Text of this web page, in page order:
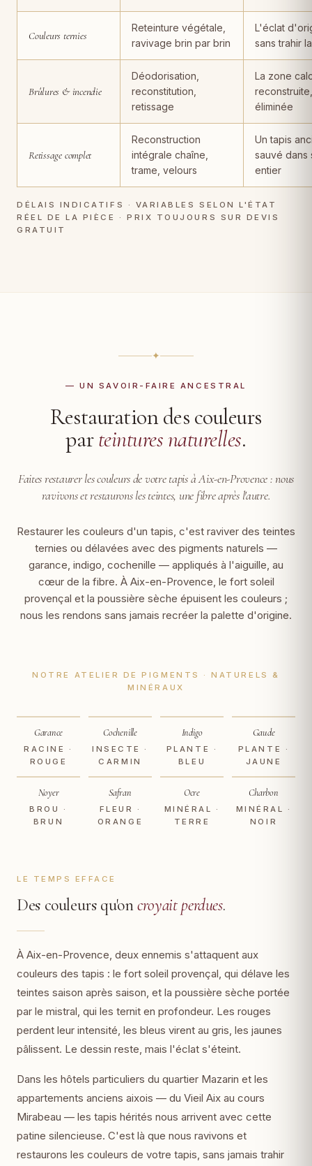
Couleurs ternies
Reteinture végétale,
ravivage brin par brin
L'éclat
sans trahir
Brûlures & incendie
Déodorisation,
reconstitution,
retissage
La zone
éliminée
Retissage complet
Reconstruction
intégrale chaîne,
trame, velours
Un tapis
sauvé dans
entier
DÉLAIS INDICATIFS · VARIABLES SELON L'ÉTAT
RÉEL DE LA PIÈCE · PRIX TOUJOURS SUR DEVIS
GRATUIT
✦
— UN SAVOIR-FAIRE ANCESTRAL
Restauration des couleurs
parteintures naturelles.
Faites restaurer les couleurs de votre tapis à Aix-en-Provence :nous
ravivons et restaurons les teintes, une fibre après l'autre.
Restaurer les couleurs d'un tapis, c'est raviver des teintes
ternies ou délavées avec des pigments naturels —
garance, indigo, cochenille — appliqués à l'aiguille, au
cœur de la fibre. À Aix-en-Provence, le fort soleil
provençal et la poussière sèche épuisent les couleurs ;
nous les rendons sans jamais recréer la palette d'origine.
NOTRE ATELIER DE PIGMENTS · NATURELS &
MINÉRAUX
Garance
RACINE ·
ROUGE
Cochenille
INSECTE ·
CARMIN
Indigo
PLANTE ·
BLEU
Gaude
PLANTE ·
JAUNE
Noyer
BROU ·
BRUN
Safran
FLEUR ·
ORANGE
Ocre
MINÉRAL ·
TERRE
Charbon
MINÉRAL ·
NOIR
LE TEMPS EFFACE
Des couleurs qu'oncroyait perdues.
À Aix-en-Provence, deux ennemis s'attaquent aux
couleurs des tapis : le fort soleil provençal, qui délave les
teintes saison après saison, et la poussière sèche portée
par le mistral, qui les ternit en profondeur. Les rouges
perdent leur intensité, les bleus virent au gris, les jaunes
pâlissent. Le dessin reste, mais l'éclat s'éteint.
Dans les hôtels particuliers du quartier Mazarin et les
appartements anciens aixois — du Vieil Aix au cours
Mirabeau — les tapis hérités nous arrivent avec cette
patine silencieuse. C'est là que nous ravivons et
restaurons les couleurs de votre tapis, sans jamais trahir